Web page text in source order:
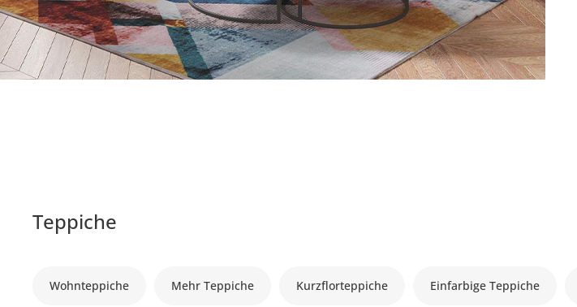
Teppiche
Wohnteppiche Mehr Teppiche Kurzflorteppiche Einfarbige Teppiche